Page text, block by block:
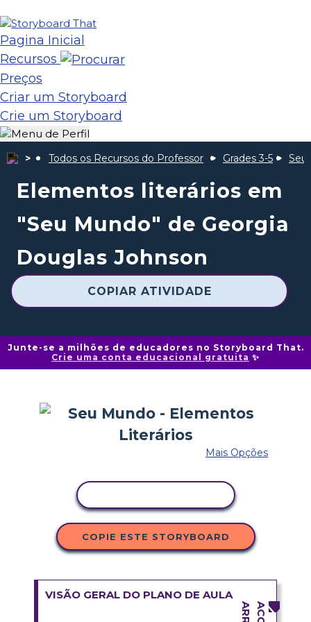
Pagina Inicial
Recursos
Preços
Criar um Storyboard
Crie um Storyboard
Todos os Recursos do Professor Grades 3-5 Seu
Elementos literários em
"Seu Mundo" de Georgia
Douglas Johnson
COPIAR ATIVIDADE
Junte-se a milhões de educadores no Storyboard That.
Crie uma conta educacional gratuita ✨
Mais Opções
COPIE ESTE STORYBOARD
VISÃO GERAL DO PLANO DE AULA